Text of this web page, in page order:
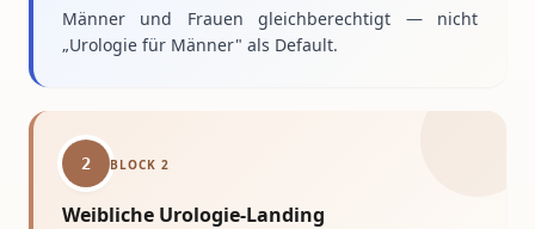
Männer und Frauen gleichberechtigt — nicht
„Urologie für Männer" als Default.
2 BLOCK 2
Weibliche Urologie-Landing